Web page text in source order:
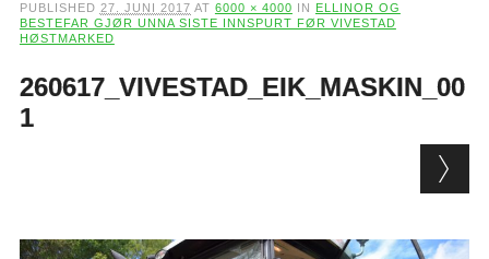
PUBLISHED 27. JUNI 2017 AT 6000 × 4000 IN
ELLINOR OG
BESTEFAR GJØR UNNA SISTE INNSPURT FØR VIVESTAD
HØSTMARKED
260617_VIVESTAD_EIK_MASKIN_00
1